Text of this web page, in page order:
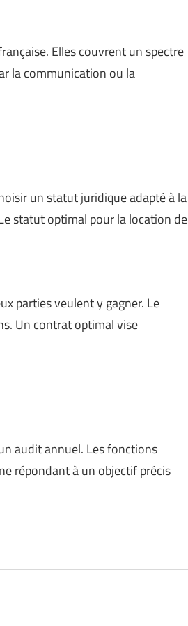
Elles couvrent un spectre
la communication ou la
un statut juridique adapté à la
statut optimal pour la location de
parties veulent y gagner. Le
Un contrat optimal vise
audit annuel. Les fonctions
répondant à un objectif précis